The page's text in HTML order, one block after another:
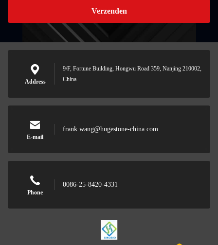
Verzenden
Address
9/F, Fortune Building, Hongwu Road 359, Nanjing 210002,
China
E-mail
frank.wang@hugestone-china.com
Phone
0086-25-8420-4331